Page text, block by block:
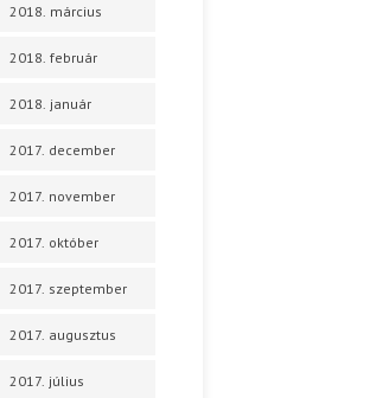
2018. március
2018. február
2018. január
2017. december
2017. november
2017. október
2017. szeptember
2017. augusztus
2017. július